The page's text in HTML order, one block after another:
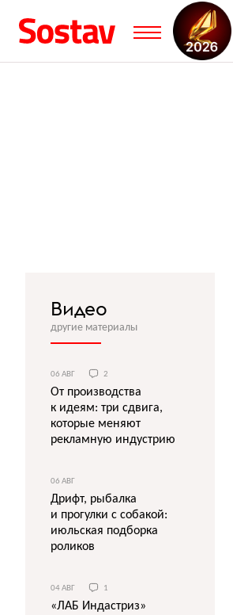
Видео
другие материалы
06 АВГ 2
От производства
к идеям: три сдвига,
которые меняют
рекламную индустрию
06 АВГ
Дрифт, рыбалка
и прогулки с собакой:
июльская подборка
роликов
04 АВГ 1
«ЛАБ Индастриз»